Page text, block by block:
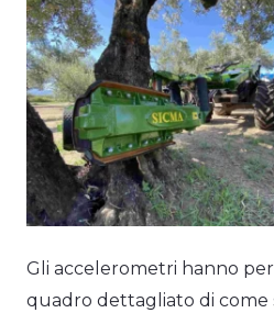
Gli accelerometri hanno
quadro dettagliato di come